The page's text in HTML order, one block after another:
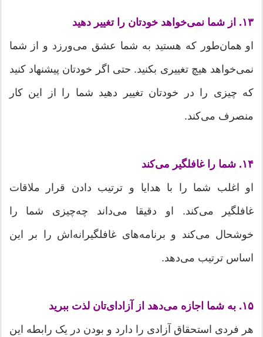
۱۳. از شما نمی‌خواهد خودتان را تغییر دهید
او همان‌طور که هستید به شما عشق می‌ورزد و از شما
نمی‌خواهد هیچ تغییری بکنید. حتی اگر خودتان پیشنهاد کنید
که چیزی را در خودتان تغییر دهید شما را از این کار
منصرف می‌کند.
۱۴. شما را غافلگیر می‌کند
او اغلب شما را با هدایا و ترتیب دادن قرار ملاقات
غافلگیر می‌کند. او دقیقا می‌داند چه‌چیزی شما را
خوشحال می‌کند و برنامه‌های غافلگیرانه‌اش را بر این
اساس ترتیب می‌دهد.
۱۵. به شما اجازه می‌دهد از آزادای‌تان لذت ببرید
هر فردی استحقاق آزادی را دارد و بودن در یک رابطه این